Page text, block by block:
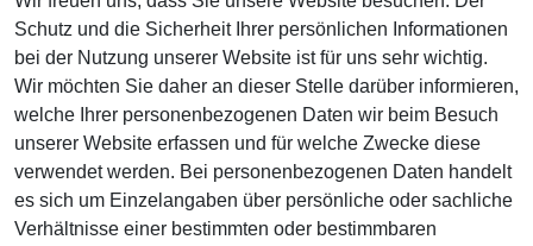
Schutz und die Sicherheit Ihrer persönlichen Informationen
bei der Nutzung unserer Website ist für uns sehr wichtig.
Wir möchten Sie daher an dieser Stelle darüber informieren,
welche Ihrer personenbezogenen Daten wir beim Besuch
unserer Website erfassen und für welche Zwecke diese
verwendet werden. Bei personenbezogenen Daten handelt
es sich um Einzelangaben über persönliche oder sachliche
Verhältnisse einer bestimmten oder bestimmbaren